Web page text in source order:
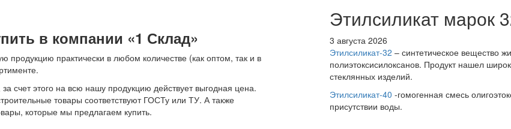
в компании «1 Склад»
продукцию практически в любом количестве (как оптом, так и в
счет этого на всю нашу продукцию действует выгодная цена.
товары соответствуют ГОСТу или ТУ. А также
которые мы предлагаем купить.
Этилсиликат марок
3 августа 2026
Этилсиликат-32 – синтетическое вещество
полиэтоксисилоксанов. Продукт нашел
стеклянных изделий.
Этилсиликат-40 -гомогенная смесь
присутствии воды.